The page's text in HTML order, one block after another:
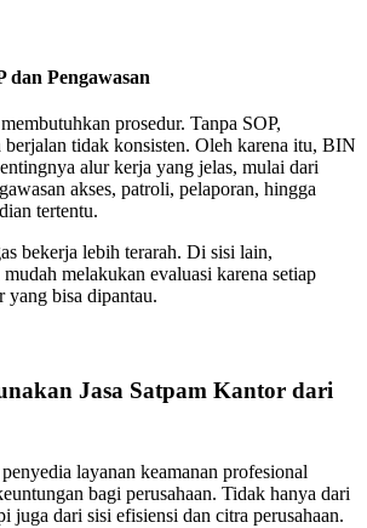
dan Pengawasan
prosedur. Tanpa SOP,
berjalan tidak konsisten. Oleh karena itu, BIN
alur kerja yang jelas, mulai dari
akses, patroli, pelaporan, hingga
tertentu.
bekerja lebih terarah. Di sisi lain,
melakukan evaluasi karena setiap
yang bisa dipantau.
Jasa Satpam Kantor dari
layanan keamanan profesional
bagi perusahaan. Tidak hanya dari
juga dari sisi efisiensi dan citra perusahaan.